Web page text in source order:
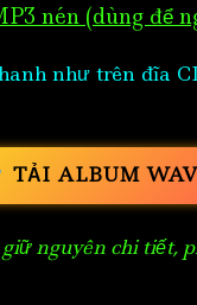
nén (dùng để
như trên đĩa
TẢI ALBUM
nguyên chi tiết,